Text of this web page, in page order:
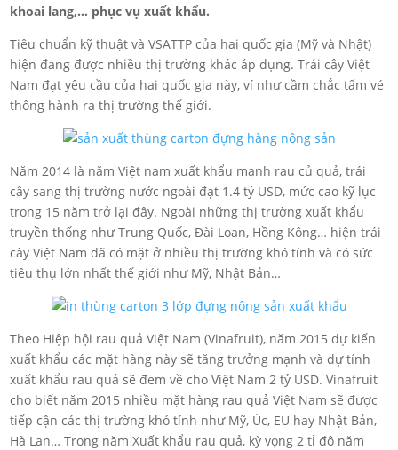
khoai lang,… phục vụ xuất khẩu.
Tiêu chuẩn kỹ thuật và VSATTP của hai quốc gia (Mỹ và Nhật)
hiện đang được nhiều thị trường khác áp dụng. Trái cây Việt
Nam đạt yêu cầu của hai quốc gia này, ví như cầm chắc tấm vé
thông hành ra thị trường thế giới.
Năm 2014 là năm Việt nam xuất khẩu mạnh rau củ quả, trái
cây sang thị trường nước ngoài đạt 1.4 tỷ USD, mức cao kỹ lục
trong 15 năm trở lại đây. Ngoài những thị trường xuất khẩu
truyền thống như Trung Quốc, Đài Loan, Hồng Kông… hiện trái
cây Việt Nam đã có mặt ở nhiều thị trường khó tính và có sức
tiêu thụ lớn nhất thế giới như Mỹ, Nhật Bản…
Theo Hiệp hội rau quả Việt Nam (Vinafruit), năm 2015 dự kiến
xuất khẩu các mặt hàng này sẽ tăng trưởng mạnh và dự tính
xuất khẩu rau quả sẽ đem về cho Việt Nam 2 tỷ USD. Vinafruit
cho biết năm 2015 nhiều mặt hàng rau quả Việt Nam sẽ được
tiếp cận các thị trường khó tính như Mỹ, Úc, EU hay Nhật Bản,
Hà Lan… Trong năm Xuất khẩu rau quả, kỳ vọng 2 tỉ đô năm